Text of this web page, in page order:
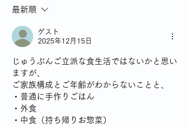
最新順
ゲスト
2025年12月15日
じゅうぶんご立派な食生活ではないかと思い
ますが、
ご家族構成とご年齢がわからないことと、
・普通に手作りごはん
・外食
・中食（持ち帰りお惣菜）